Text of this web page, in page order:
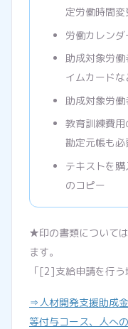
定労働時間
労働カレンダ
助成対象労
イムカードな
助成対象労
教育訓練費
勘定元帳も必
テキストを
のコピー
★印の書類について
ます。
「[2]支給申請を行う
⇒人材開発支援助成
等付与コース、人へ